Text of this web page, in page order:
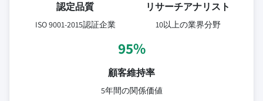
認定品質
ISO 9001-2015認証企業
リサーチアナリスト
10以上の業界分野
95%
顧客維持率
5年間の関係価値